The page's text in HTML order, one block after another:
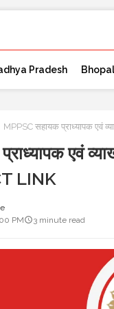
Pradesh Bhopal
MPPSC सहायक प्राध्यापक एवं
एवं
LINK
PM
3 minute read